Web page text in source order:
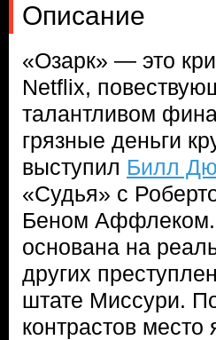
Описание
«Озарк» — это
Netflix,
талантливом
грязные деньги
выступил Билл
«Судья» с
Беном Аффлеком.
основана на
других
штате Миссури.
контрастов